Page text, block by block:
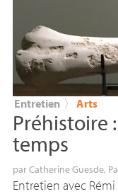
Entretien 〉 Arts
Préhistoire
temps
parCatherine Guesde,
Entretien avec Rémi